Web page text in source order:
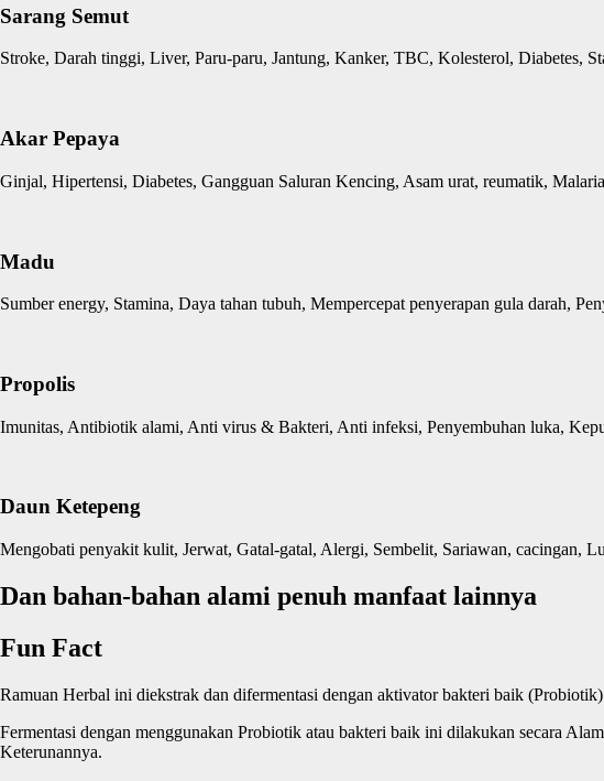
Sarang Semut
Stroke, Darah tinggi, Liver, Paru-paru, Jantung, Kanker, TBC, Kolesterol, Diabetes,
Akar Pepaya
Ginjal, Hipertensi, Diabetes, Gangguan Saluran Kencing, Asam urat, reumatik,
Madu
Sumber energy, Stamina, Daya tahan tubuh, Mempercepat penyerapan gula darah,
Propolis
Imunitas, Antibiotik alami, Anti virus & Bakteri, Anti infeksi, Penyembuhan luka,
Daun Ketepeng
Mengobati penyakit kulit, Jerwat, Gatal-gatal, Alergi, Sembelit, Sariawan, cacingan,
Dan bahan-bahan alami penuh manfaat lainnya
Fun Fact
Ramuan Herbal ini diekstrak dan difermentasi dengan aktivator bakteri baik
Fermentasi dengan menggunakan Probiotik atau bakteri baik ini dilakukan secara
Keterunannya.